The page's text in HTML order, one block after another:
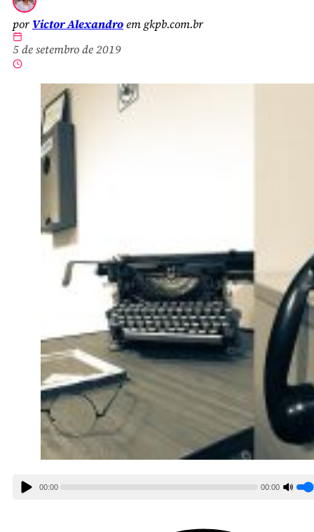
por Victor Alexandroem gkpb.com.br
5 de setembro de 2019
00:00 00:00